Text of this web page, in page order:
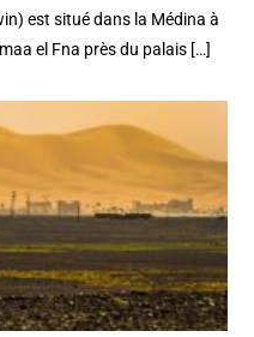
est situé dans la Médina à
el Fna près du palais […]